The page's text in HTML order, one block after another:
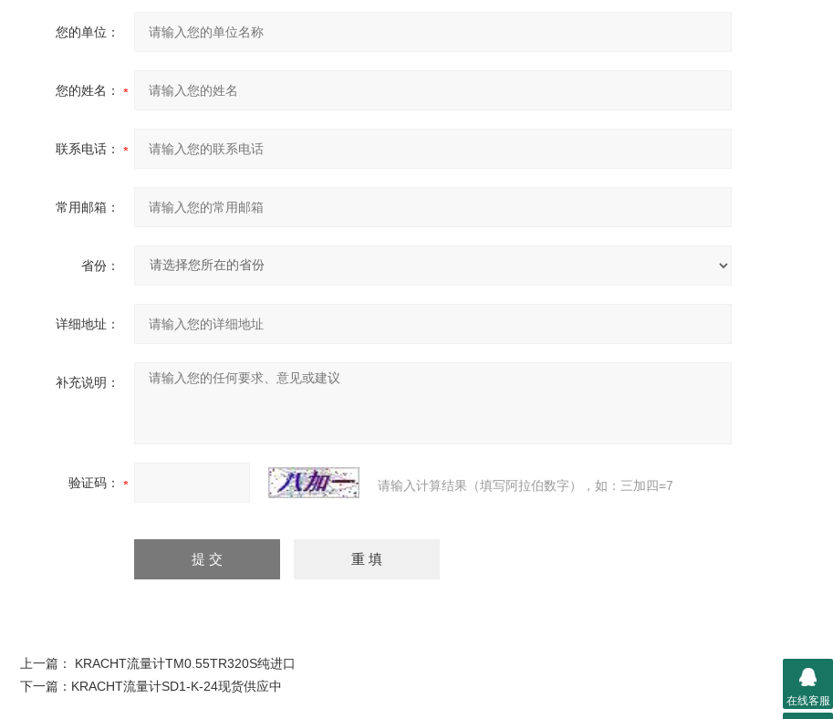
您的单位：
您的姓名：
联系电话：
常用邮箱：
省份：
详细地址：
补充说明：
验证码： 请输入计算结果（填写阿拉伯数字），如：三加四=7
上一篇： KRACHT流量计TM0.55TR320S纯进口
下一篇： KRACHT流量计SD1-K-24现货供应中
在线客服